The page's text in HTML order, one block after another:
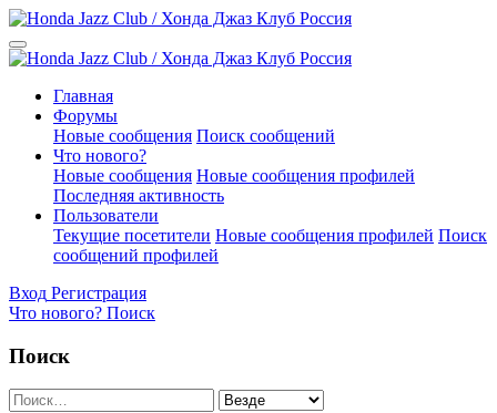
Главная
Форумы
Новые сообщения Поиск сообщений
Что нового?
Новые сообщения Новые сообщения профилей
Последняя активность
Пользователи
Текущие посетители Новые сообщения профилей Поиск
сообщений профилей
Вход Регистрация
Что нового? Поиск
Поиск